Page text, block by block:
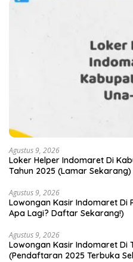
Agustus 9, 2026
Loker Helper Indomaret Di
Tahun 2025 (Lamar Sekarang)
Agustus 9, 2026
Lowongan Kasir Indomaret Di
Apa Lagi? Daftar Sekarang!)
Agustus 9, 2026
Lowongan Kasir Indomaret Di
(Pendaftaran 2025 Terbuka